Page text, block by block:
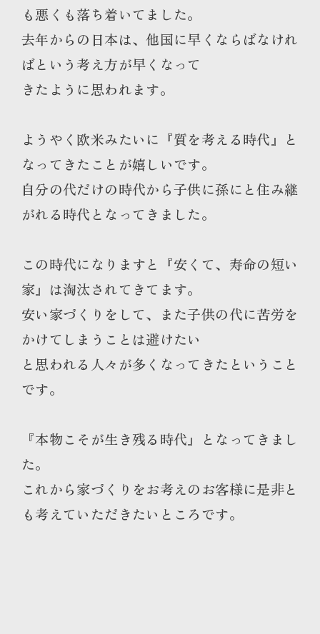
も悪くも落ち着いてました。
去年からの日本は、他国に早くならばなけれ
ばという考え方が早くなって
きたように思われます。
ようやく欧米みたいに『質を考える時代』と
なってきたことが嬉しいです。
自分の代だけの時代から子供に孫にと住み継
がれる時代となってきました。
この時代になりますと『安くて、寿命の短い
家』は淘汰されてきてます。
安い家づくりをして、また子供の代に苦労を
かけてしまうことは避けたい
と思われる人々が多くなってきたということ
です。
『本物こそが生き残る時代』となってきまし
た。
これから家づくりをお考えのお客様に是非と
も考えていただきたいところです。